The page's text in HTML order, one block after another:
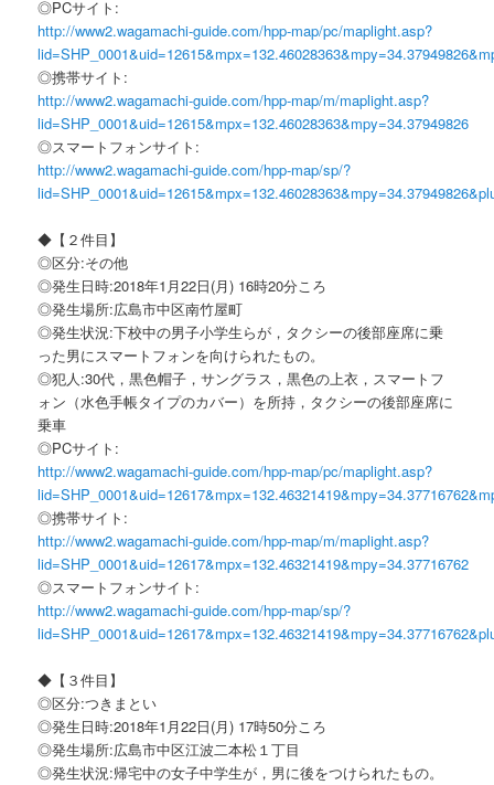
◎PCサイト:
http://www2.wagamachi-guide.com/hpp-map/pc/maplight.asp?
◎携帯サイト:
http://www2.wagamachi-guide.com/hpp-map/m/maplight.asp?
lid=SHP_0001&uid=12615&mpx=132.46028363&mpy=34.37949826
◎スマートフォンサイト:
http://www2.wagamachi-guide.com/hpp-map/sp/?
◆【２件目】
◎区分:その他
◎発生日時:2018年1月22日(月) 16時20分ころ
◎発生場所:広島市中区南竹屋町
◎発生状況:下校中の男子小学生らが，タクシーの後部座席に乗
った男にスマートフォンを向けられたもの。
◎犯人:30代，黒色帽子，サングラス，黒色の上衣，スマートフ
ォン（水色手帳タイプのカバー）を所持，タクシーの後部座席に
乗車
◎PCサイト:
http://www2.wagamachi-guide.com/hpp-map/pc/maplight.asp?
◎携帯サイト:
http://www2.wagamachi-guide.com/hpp-map/m/maplight.asp?
lid=SHP_0001&uid=12617&mpx=132.46321419&mpy=34.37716762
◎スマートフォンサイト:
http://www2.wagamachi-guide.com/hpp-map/sp/?
◆【３件目】
◎区分:つきまとい
◎発生日時:2018年1月22日(月) 17時50分ころ
◎発生場所:広島市中区江波二本松１丁目
◎発生状況:帰宅中の女子中学生が，男に後をつけられたもの。